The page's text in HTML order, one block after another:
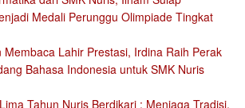
Medali Perunggu Olimpiade Tingkat
Membaca Lahir Prestasi, Irdina Raih Perak
Bahasa Indonesia untuk SMK Nuris
Tahun Nuris Berdikari : Menjaga Tradisi,